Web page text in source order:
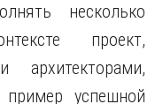
несколько
проект,
архитекторами,
пример успешной